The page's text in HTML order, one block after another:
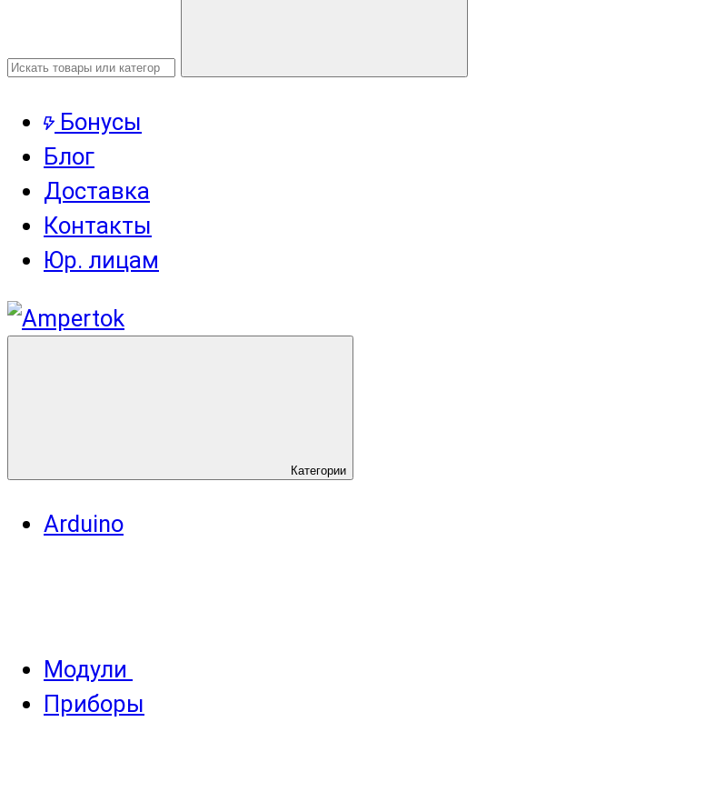
Бонусы
Блог
Доставка
Контакты
Юр. лицам
Категории
Arduino
Модули
Приборы